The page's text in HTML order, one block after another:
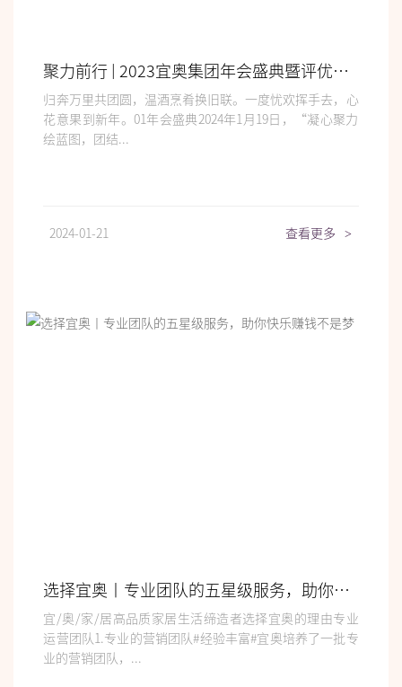
聚力前行 | 2023宜奥集团年会盛典暨评优颁奖晚会圆满举行
归奔万里共团圆，温酒烹肴换旧联。一度忧欢挥手去，心
花意果到新年。01年会盛典2024年1月19日，“凝心聚力
绘蓝图，团结...
2024-01-21 查看更多 >
选择宜奥丨专业团队的五星级服务，助你快乐赚钱不是梦
宜/奥/家/居高品质家居生活缔造者选择宜奥的理由专业
运营团队1.专业的营销团队#经验丰富#宜奥培养了一批专
业的营销团队，...